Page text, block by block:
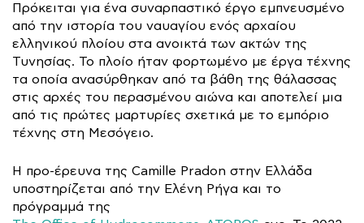
Πρόκειται για ένα συναρπαστικό έργο εμπνευσμένο
από την ιστορία του ναυαγίου ενός αρχαίου
ελληνικού πλοίου στα ανοικτά των ακτών της
Τυνησίας. Το πλοίο ήταν φορτωμένο με έργα τέχνης
τα οποία ανασύρθηκαν από τα βάθη της θάλασσας
στις αρχές του περασμένου αιώνα και αποτελεί μια
από τις πρώτες μαρτυρίες σχετικά με το εμπόριο
τέχνης στη Μεσόγειο.
Η προ-έρευνα της Camille Pradon στην Ελλάδα
υποστηρίζεται από την Ελένη Ρήγα και το
πρόγραμμά της